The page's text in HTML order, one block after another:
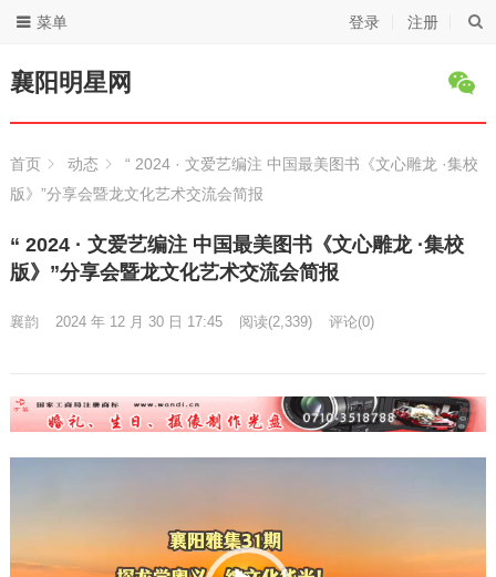
登录 注册
襄阳明星网
菜单
首页 动态
“ 2024 · 文爱艺编注 中国最美图书《文心雕龙 ·集校
版》”分享会暨龙文化艺术交流会简报
“ 2024 · 文爱艺编注 中国最美图书《文心雕龙 ·集校
版》”分享会暨龙文化艺术交流会简报
襄韵 2024 年 12 月 30 日 17:45 阅读(2,339) 评论(0)
放